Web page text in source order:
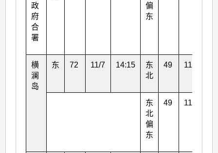
政
府
合
署
偏
东
横
澜
岛
东 72 11/7 14:15
东
北
49 11/7
东
北
偏
东
49 11/7